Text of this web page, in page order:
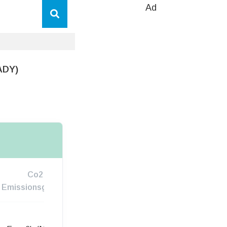
Ad
Co2
Emissionsgruppe